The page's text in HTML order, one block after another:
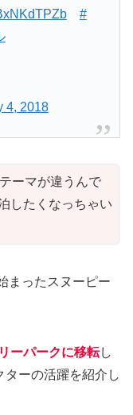
#
4, 2018
ーマが違うんで
したくなっちゃい
まったスヌーピー
ーパークに移転し
ターの活躍を紹介し